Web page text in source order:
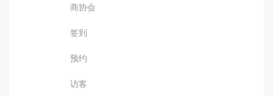
商协会
签到
预约
访客